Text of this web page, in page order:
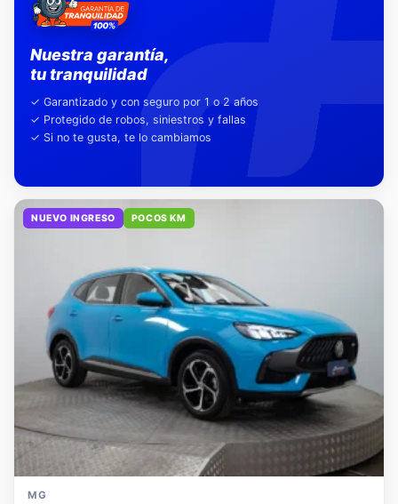
Nuestra garantía,
✓ Garantizado y con seguro por 1 o 2 años
✓ Protegido de robos, siniestros y fallas